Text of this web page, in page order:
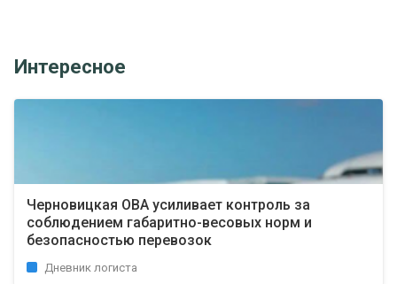
Интересное
Черновицкая ОВА усиливает контроль за
соблюдением габаритно-весовых норм и
безопасностью перевозок
Дневник логиста